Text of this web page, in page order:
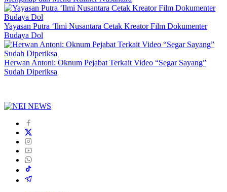
Yayasan Putra ‘Ilmi Nusantara Cetak Kreator Film Dokumenter
Budaya Dol
Herwan Antoni: Oknum Pejabat Terkait Video “Segar Sayang”
Sudah Diperiksa